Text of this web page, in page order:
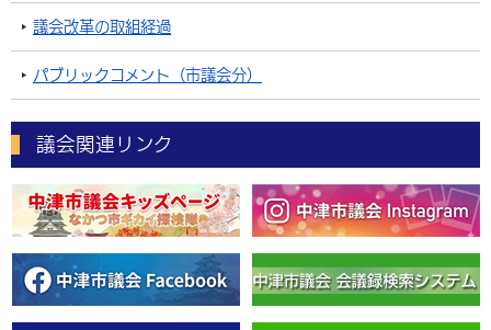
議会改革の取組経過
パブリックコメント（市議会分）
議会関連リンク